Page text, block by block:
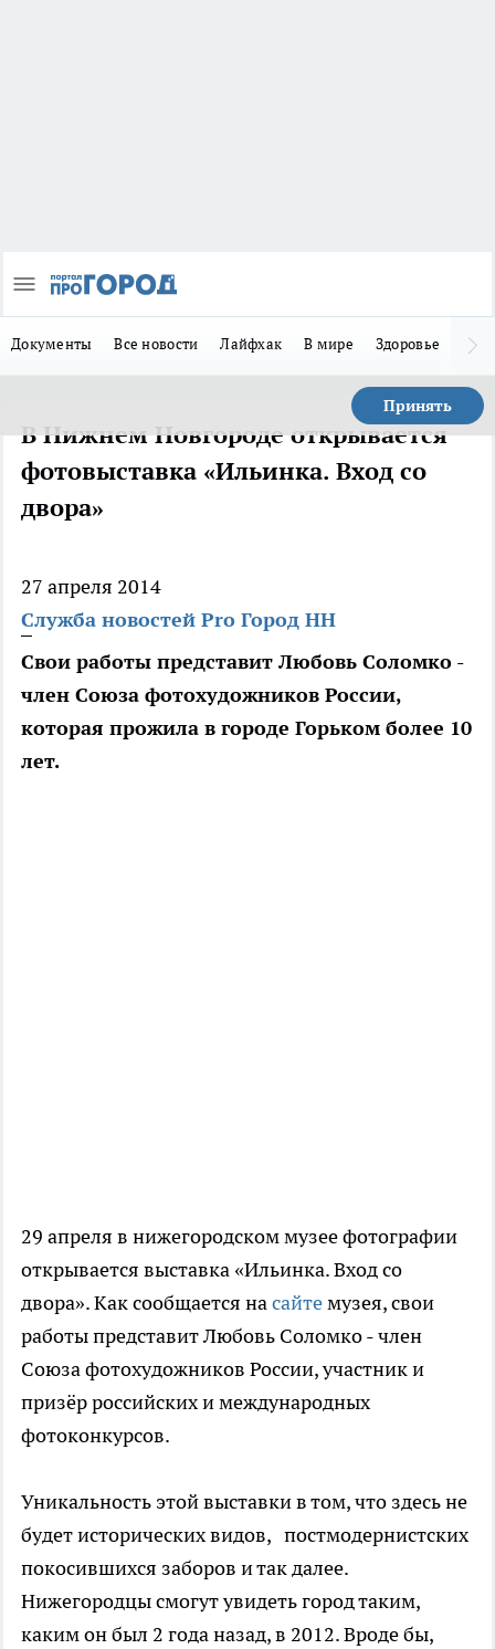
Документы Все новости Лайфхак В мире Здоровье
Принять
В Нижнем Новгороде открывается
фотовыставка «Ильинка. Вход со
двора»
27 апреля 2014
Служба новостей Pro Город НН
Свои работы представит Любовь Соломко -
член Союза фотохудожников России,
которая прожила в городе Горьком более 10
лет.
29 апреля в нижегородском музее фотографии
открывается выставка «Ильинка. Вход со
двора». Как сообщается насайтемузея, свои
работы представит Любовь Соломко - член
Союза фотохудожников России, участник и
призёр российских и международных
фотоконкурсов.
Уникальность этой выставки в том, что здесь не
будет исторических видов, постмодернистских
покосившихся заборов и так далее.
Нижегородцы смогут увидеть город таким,
каким он был 2 года назад, в 2012. Вроде бы,